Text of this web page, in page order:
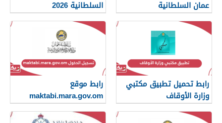
عمان السلطانية
السلطانية 2026
رابط تحميل تطبيق مكتبي
وزارة الأوقاف
رابط موقع
maktabi.mara.gov.om
تسجيل الدخول